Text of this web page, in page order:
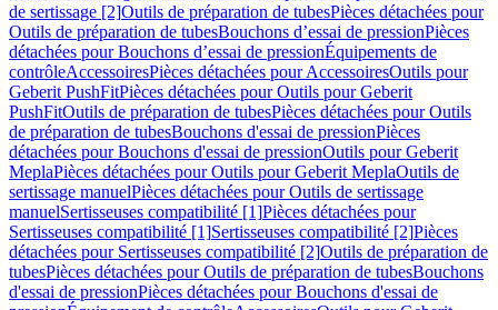
de sertissage [2]Outils de préparation de tubesPièces détachées pour
Outils de préparation de tubesBouchons d’essai de pressionPièces
détachées pour Bouchons d’essai de pressionÉquipements de
contrôleAccessoiresPièces détachées pour AccessoiresOutils pour
Geberit PushFitPièces détachées pour Outils pour Geberit
PushFitOutils de préparation de tubesPièces détachées pour Outils
de préparation de tubesBouchons d'essai de pressionPièces
détachées pour Bouchons d'essai de pressionOutils pour Geberit
MeplaPièces détachées pour Outils pour Geberit MeplaOutils de
sertissage manuelPièces détachées pour Outils de sertissage
manuelSertisseuses compatibilité [1]Pièces détachées pour
Sertisseuses compatibilité [1]Sertisseuses compatibilité [2]Pièces
détachées pour Sertisseuses compatibilité [2]Outils de préparation de
tubesPièces détachées pour Outils de préparation de tubesBouchons
d'essai de pressionPièces détachées pour Bouchons d'essai de